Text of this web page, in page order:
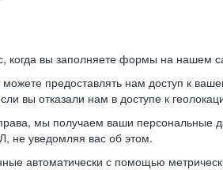
вы заполняете формы на нашем
предоставлять нам доступ к
вы отказали нам в доступе к
мы получаем ваши персональные
не уведомляя вас об этом.
автоматически с помощью